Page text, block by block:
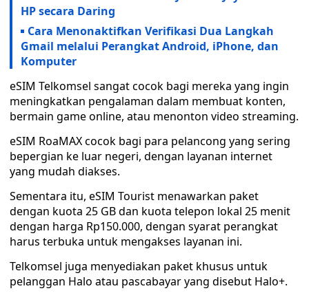
HP secara Daring
Cara Menonaktifkan Verifikasi Dua Langkah
Gmail melalui Perangkat Android, iPhone, dan
Komputer
eSIM Telkomsel sangat cocok bagi mereka yang ingin
meningkatkan pengalaman dalam membuat konten,
bermain game online, atau menonton video streaming.
eSIM RoaMAX cocok bagi para pelancong yang sering
bepergian ke luar negeri, dengan layanan internet
yang mudah diakses.
Sementara itu, eSIM Tourist menawarkan paket
dengan kuota 25 GB dan kuota telepon lokal 25 menit
dengan harga Rp150.000, dengan syarat perangkat
harus terbuka untuk mengakses layanan ini.
Telkomsel juga menyediakan paket khusus untuk
pelanggan Halo atau pascabayar yang disebut Halo+.